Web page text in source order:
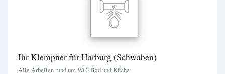
Ihr Klempner für Harburg (Schwaben)
Alle Arbeiten rund um WC, Bad und Küche